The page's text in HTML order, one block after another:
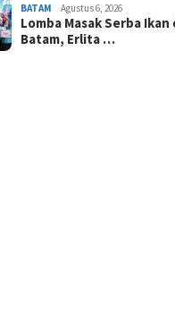
BATAM Agustus 6, 2026
Lomba Masak Serba Ikan
Batam, Erlita …